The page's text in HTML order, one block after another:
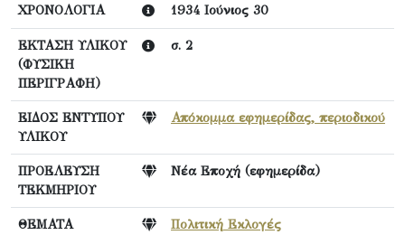
ΧΡΟΝΟΛΟΓΙΑ 1934 Ιούνιος 30
ΕΚΤΑΣΗ ΥΛΙΚΟΥ
(ΦΥΣΙΚΗ
ΠΕΡΙΓΡΑΦΗ)
σ. 2
ΕΙΔΟΣ ΕΝΤΥΠΟΥ
ΥΛΙΚΟΥ
Απόκομμα εφημερίδας, περιοδικού
ΠΡΟΕΛΕΥΣΗ
ΤΕΚΜΗΡΙΟΥ
Νέα Εποχή (εφημερίδα)
ΘΕΜΑΤΑ Πολιτική Εκλογές